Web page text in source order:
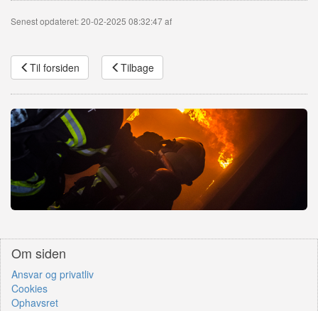
Senest opdateret: 20-02-2025 08:32:47 af
Til forsiden Tilbage
Om siden
Ansvar og privatliv
Cookies
Ophavsret